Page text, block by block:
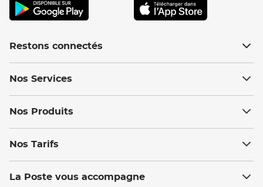
Restons connectés
Nos Services
Nos Produits
Nos Tarifs
La Poste vous accompagne